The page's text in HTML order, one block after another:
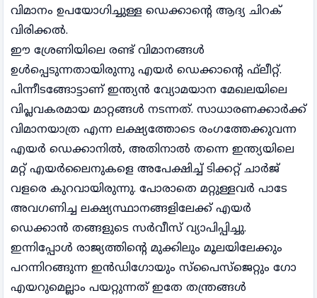
വിമാനം ഉപയോഗിച്ചുള്ള ഡെക്കാന്റെ ആദ്യ ചിറക്
വിരിക്കൽ.
ഈ ശ്രേണിയിലെ രണ്ട് വിമാനങ്ങൾ
ഉൾപ്പെടുന്നതായിരുന്നു എയർ ഡെക്കാന്റെ ഫ്‌ലീറ്റ്.
പിന്നീടങ്ങോട്ടാണ് ഇന്ത്യൻ വ്യോമയാന മേഖലയിലെ
വിപ്ലവകരമായ മാറ്റങ്ങൾ നടന്നത്. സാധാരണക്കാർക്ക്
വിമാനയാത്ര എന്ന ലക്ഷ്യത്തോടെ രംഗത്തേക്കുവന്ന
എയർ ഡെക്കാനിൽ, അതിനാൽ തന്നെ ഇന്ത്യയിലെ
മറ്റ് എയർലൈനുകളെ അപേക്ഷിച്ച് ടിക്കറ്റ് ചാർജ്
വളരെ കുറവായിരുന്നു. പോരാതെ മറ്റുള്ളവർ പാടേ
അവഗണിച്ച ലക്ഷ്യസ്ഥാനങ്ങളിലേക്ക് എയർ
ഡെക്കാൻ തങ്ങളുടെ സർവീസ് വ്യാപിപ്പിച്ചു.
ഇന്നിപ്പോൾ രാജ്യത്തിന്റെ മുക്കിലും മൂലയിലേക്കും
പറന്നിറങ്ങുന്ന ഇൻഡിഗോയും സ്‌പൈസ്ജെറ്റും ഗോ
എയറുമെല്ലാം പയറ്റുന്നത് ഇതേ തന്ത്രങ്ങൾ